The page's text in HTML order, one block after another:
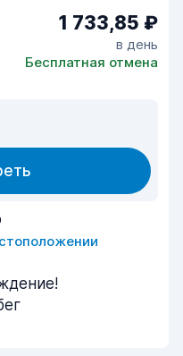
1 733,85 ₽
в день
Бесплатная отмена